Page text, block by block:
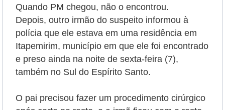
Quando PM chegou, não o encontrou.
Depois, outro irmão do suspeito informou à
polícia que ele estava em uma residência em
Itapemirim, município em que ele foi encontrado
e preso ainda na noite de sexta-feira (7),
também no Sul do Espírito Santo.
O pai precisou fazer um procedimento cirúrgico